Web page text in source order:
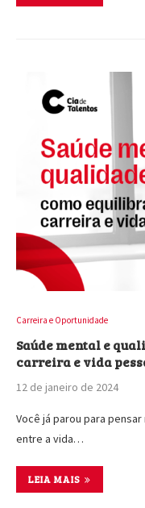
Carreira e Oportunidade
Saúde mental e
carreira e vida
12 de janeiro de 2024
Você já parou para
entre a vida…
LEIA MAIS